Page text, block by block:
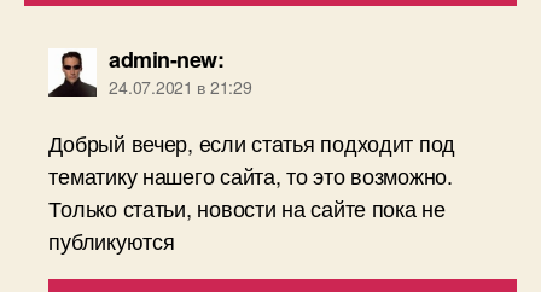
admin-new:
24.07.2021 в 21:29
Добрый вечер, если статья подходит под
тематику нашего сайта, то это возможно.
Только статьи, новости на сайте пока не
публикуются